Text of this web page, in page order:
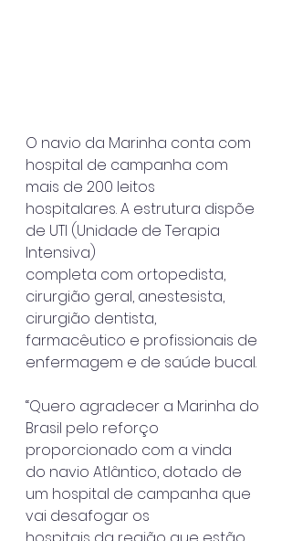
O navio da Marinha conta com
hospital de campanha com
mais de 200 leitos
hospitalares. A estrutura dispõe
de UTI (Unidade de Terapia
Intensiva)
completa com ortopedista,
cirurgião geral, anestesista,
cirurgião dentista,
farmacêutico e profissionais de
enfermagem e de saúde bucal.
“Quero agradecer a Marinha do
Brasil pelo reforço
proporcionado com a vinda
do navio Atlântico, dotado de
um hospital de campanha que
vai desafogar os